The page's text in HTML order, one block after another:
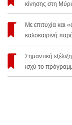
κίνησης στη
Με επιτυχία
καλοκαιρινή
Σημαντική
ισχύ το